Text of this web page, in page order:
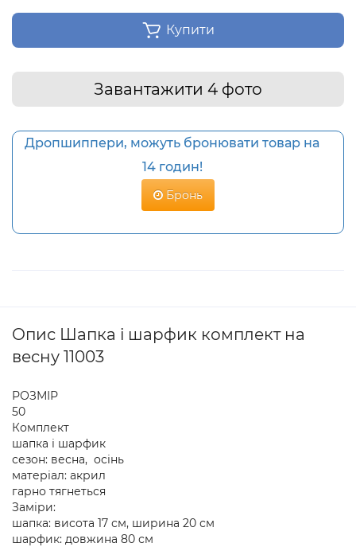
Купити
Завантажити 4 фото
Дропшиппери, можуть бронювати товар на
14 годин!
Бронь
Опис Шапка і шарфик комплект на
весну 11003
РОЗМІР
50
Комплект
шапка і шарфик
сезон: весна, осінь
матеріал: акрил
гарно тягнеться
Заміри:
шапка: висота 17 см, ширина 20 см
шарфик: довжина 80 см